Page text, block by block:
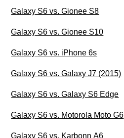
Galaxy S6 vs. Gionee S8
Galaxy S6 vs. Gionee S10
Galaxy S6 vs. iPhone 6s
Galaxy S6 vs. Galaxy J7 (2015)
Galaxy S6 vs. Galaxy S6 Edge
Galaxy S6 vs. Motorola Moto G6
Galaxy S6 vs. Karbonn A6